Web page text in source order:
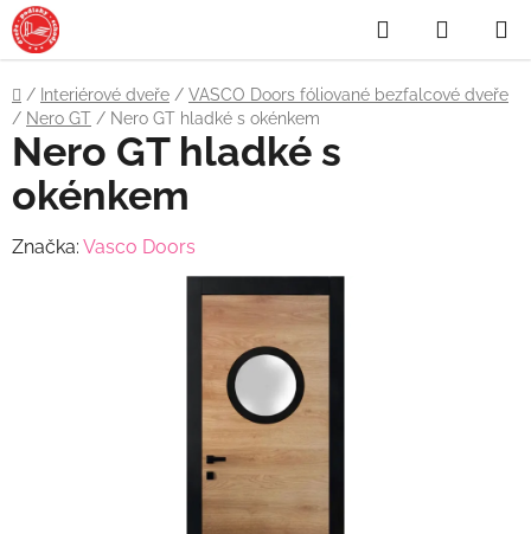
Přejít
na
obsah
Hledat
KOŠÍK
Domů
/ Interiérové dveře / VASCO Doors fóliované bezfalcové dveře
/ Nero GT / Nero GT hladké s okénkem
Nero GT hladké s
okénkem
Značka: Vasco Doors